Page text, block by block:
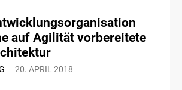
auf Agilität vorbereitete
- 20. APRIL 2018